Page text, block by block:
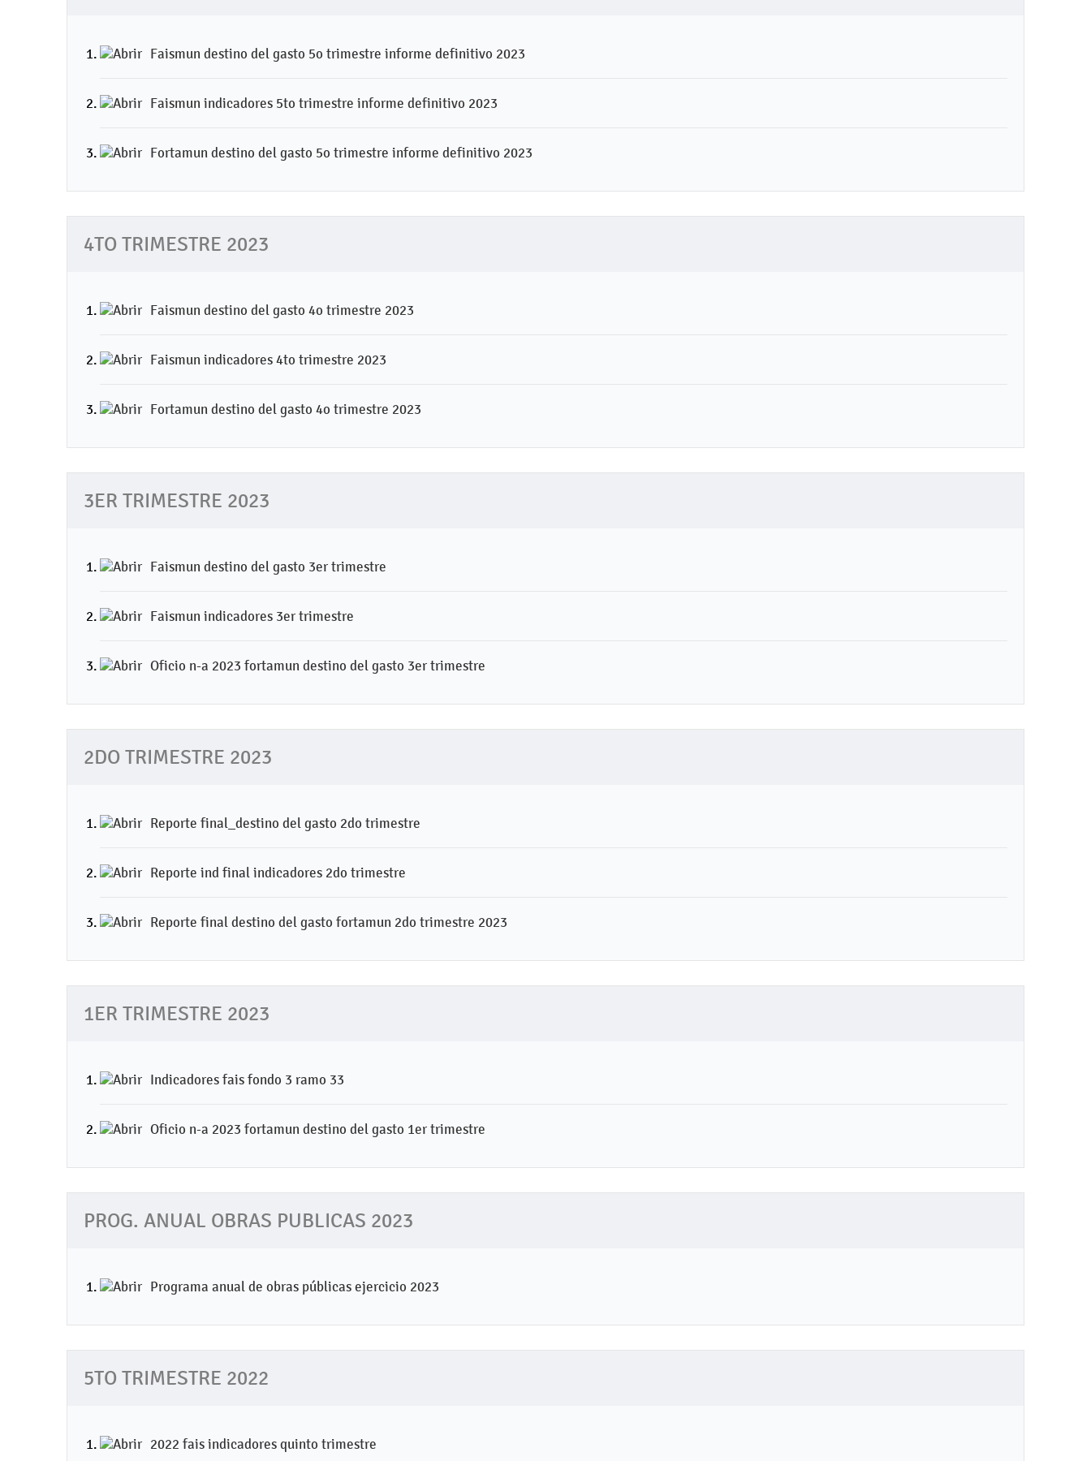
Faismun destino del gasto 5o trimestre informe definitivo 2023
Faismun indicadores 5to trimestre informe definitivo 2023
Fortamun destino del gasto 5o trimestre informe definitivo 2023
4TO TRIMESTRE 2023
Faismun destino del gasto 4o trimestre 2023
Faismun indicadores 4to trimestre 2023
Fortamun destino del gasto 4o trimestre 2023
3ER TRIMESTRE 2023
Faismun destino del gasto 3er trimestre
Faismun indicadores 3er trimestre
Oficio n-a 2023 fortamun destino del gasto 3er trimestre
2DO TRIMESTRE 2023
Reporte final_destino del gasto 2do trimestre
Reporte ind final indicadores 2do trimestre
Reporte final destino del gasto fortamun 2do trimestre 2023
1ER TRIMESTRE 2023
Indicadores fais fondo 3 ramo 33
Oficio n-a 2023 fortamun destino del gasto 1er trimestre
PROG. ANUAL OBRAS PUBLICAS 2023
Programa anual de obras públicas ejercicio 2023
5TO TRIMESTRE 2022
2022 fais indicadores quinto trimestre